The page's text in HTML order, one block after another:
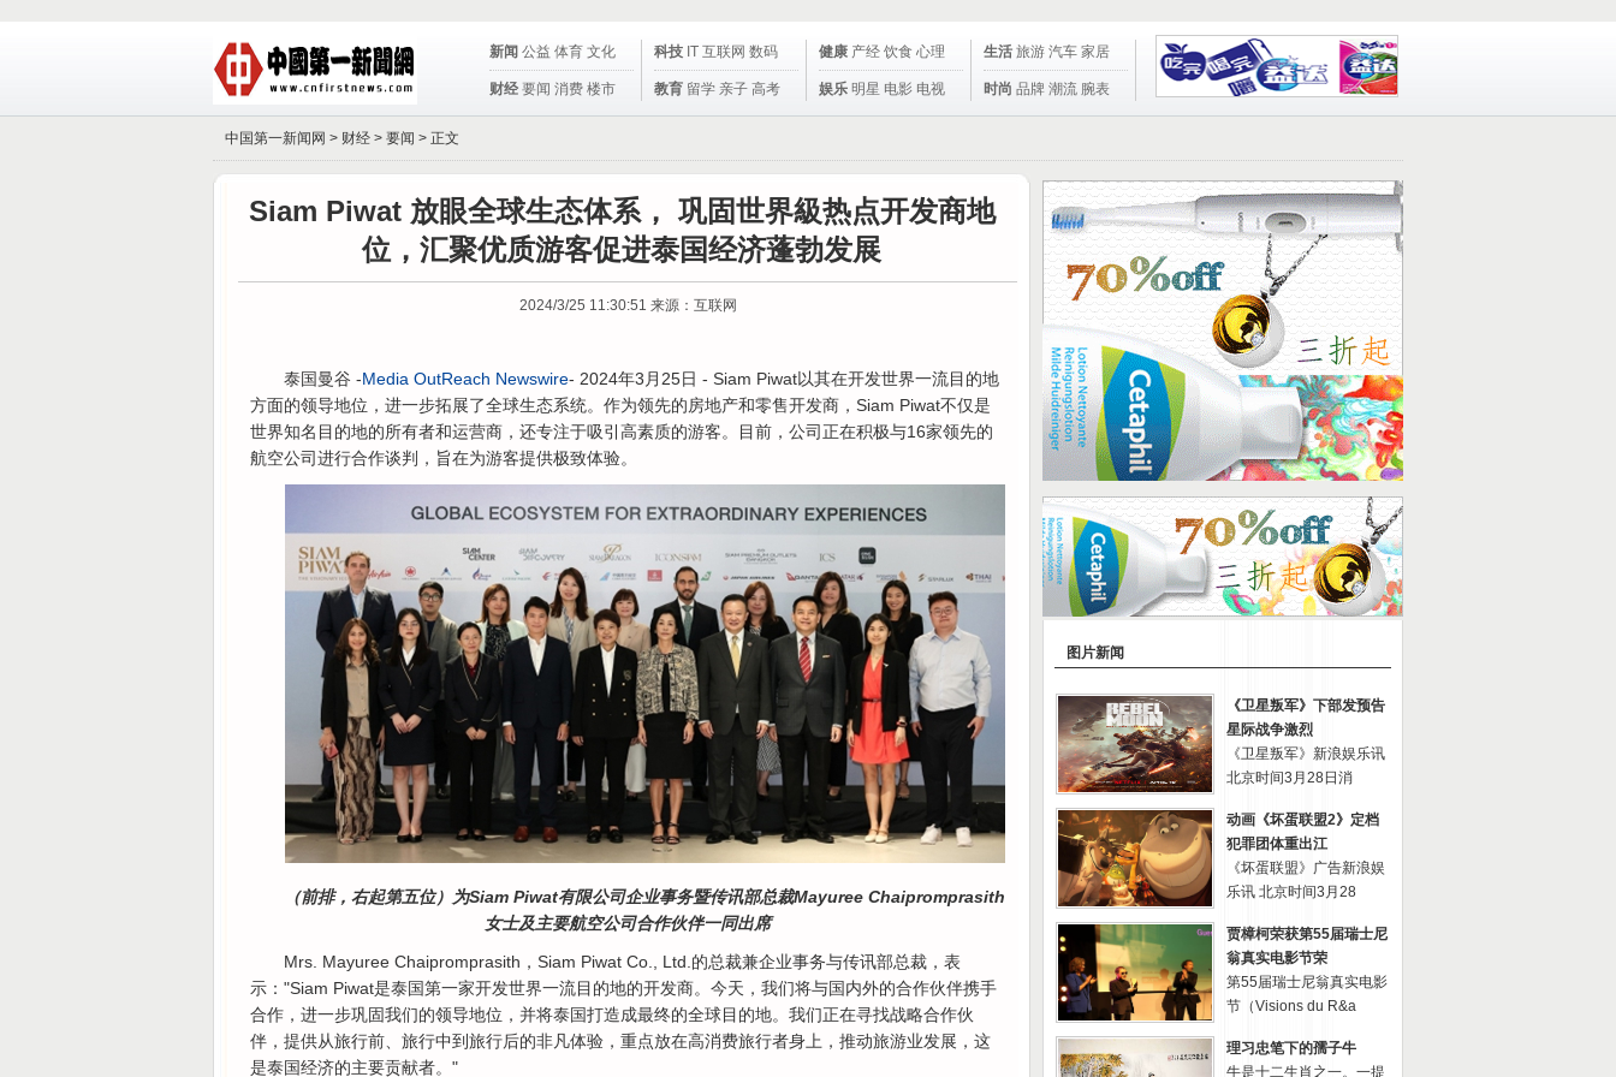
新闻 公益 体育 文化
财经 要闻 消费 楼市
科技 IT 互联网 数码
教育 留学 亲子 高考
健康 产经 饮食 心理
娱乐 明星 电影 电视
生活 旅游 汽车 家居
时尚 品牌 潮流 腕表
中国第一新闻网 > 财经 > 要闻 > 正文
Siam Piwat 放眼全球生态体系， 巩固世界級热点开发商地
位，汇聚优质游客促进泰国经济蓬勃发展
2024/3/25 11:30:51 来源：互联网
泰国曼谷 -Media OutReach Newswire- 2024年3月25日 - Siam Piwat以其在开发世界一流目的地
方面的领导地位，进一步拓展了全球生态系统。作为领先的房地产和零售开发商，Siam Piwat不仅是
世界知名目的地的所有者和运营商，还专注于吸引高素质的游客。目前，公司正在积极与16家领先的
航空公司进行合作谈判，旨在为游客提供极致体验。
（前排，右起第五位）为Siam Piwat有限公司企业事务暨传讯部总裁Mayuree Chaipromprasith
女士及主要航空公司合作伙伴一同出席
Mrs. Mayuree Chaipromprasith，Siam Piwat Co., Ltd.的总裁兼企业事务与传讯部总裁，表
示："Siam Piwat是泰国第一家开发世界一流目的地的开发商。今天，我们将与国内外的合作伙伴携手
合作，进一步巩固我们的领导地位，并将泰国打造成最终的全球目的地。我们正在寻找战略合作伙
伴，提供从旅行前、旅行中到旅行后的非凡体验，重点放在高消费旅行者身上，推动旅游业发展，这
是泰国经济的主要贡献者。"
图片新闻
《卫星叛军》下部发预告
星际战争激烈
《卫星叛军》新浪娱乐讯
北京时间3月28日消
动画《坏蛋联盟2》定档
犯罪团体重出江
《坏蛋联盟》广告新浪娱
乐讯 北京时间3月28
贾樟柯荣获第55届瑞士尼
翁真实电影节荣
第55届瑞士尼翁真实电影
节（Visions du R&a
理习忠笔下的孺子牛
牛是十二生肖之一。一提